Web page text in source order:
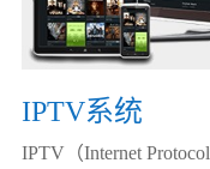
IPTV系统
IPTV（Internet